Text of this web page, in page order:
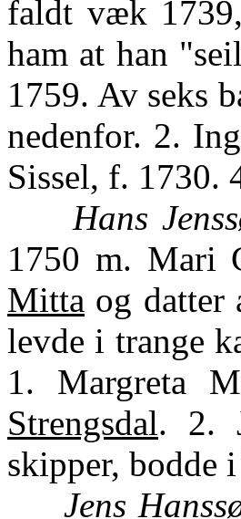
faldt væk
ham at han
1759. Av seks
nedenfor. 2.
Sissel, f. 1730.
Hans
1750 m. Mari
Mitta og datter
levde i trange
1. Margreta
Strengsdal. 2.
skipper, bodde
Jens